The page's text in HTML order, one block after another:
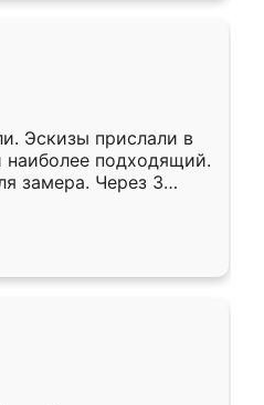
Эскизы прислали в
подходящий.
замера. Через 3
готова. Остались
Ренессанс
работу!